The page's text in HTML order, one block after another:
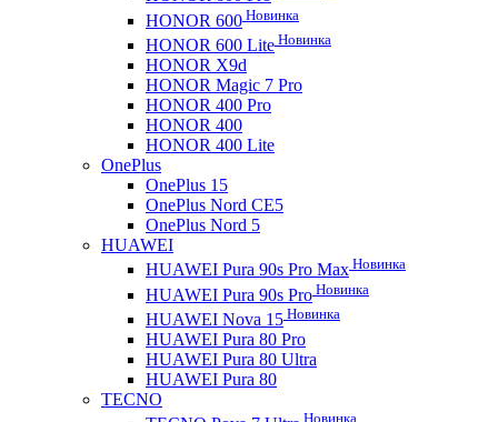
HONOR 600 Новинка
HONOR 600 Lite Новинка
HONOR X9d
HONOR Magic 7 Pro
HONOR 400 Pro
HONOR 400
HONOR 400 Lite
OnePlus
OnePlus 15
OnePlus Nord CE5
OnePlus Nord 5
HUAWEI
HUAWEI Pura 90s Pro Max Новинка
HUAWEI Pura 90s Pro Новинка
HUAWEI Nova 15 Новинка
HUAWEI Pura 80 Pro
HUAWEI Pura 80 Ultra
HUAWEI Pura 80
TECNO
Новинка